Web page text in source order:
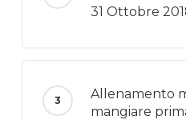
31 Ottobre
Allenamento
mangiare